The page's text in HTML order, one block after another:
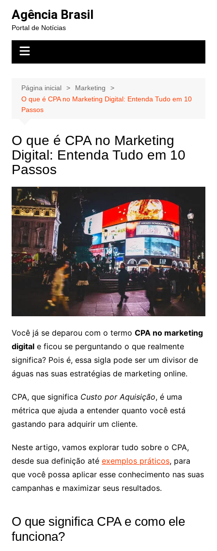
para
conteúdo
Agência Brasil
Portal de Notícias
Página inicial
Marketing
O que é CPA no Marketing Digital: Entenda Tudo em 10
Passos
O que é CPA no Marketing
Digital: Entenda Tudo em 10
Passos
Você já se deparou com o termo CPA no marketing
digitale ficou se perguntando o que realmente
significa? Pois é, essa sigla pode ser um divisor de
águas nas suas estratégias de marketing online.
CPA, que significa Custo por Aquisição, é uma
métrica que ajuda a entender quanto você está
gastando para adquirir um cliente.
Neste artigo, vamos explorar tudo sobre o CPA,
desde sua definição até exemplos práticos, para
que você possa aplicar esse conhecimento nas suas
campanhas e maximizar seus resultados.
O que significa CPA e como ele
funciona?